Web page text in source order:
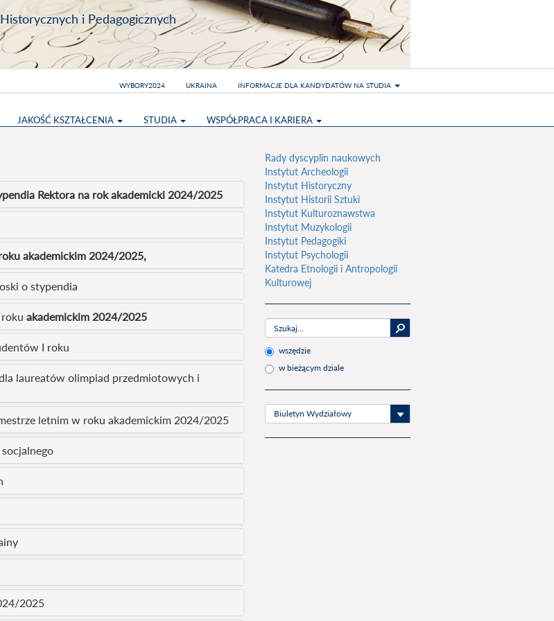
i Pedagogicznych
JAKOŚĆ KSZTAŁCENIA STUDIA WSPÓŁPRACA I KARIERA
WYBORY2024 UKRAINA INFORMACJE DLA KANDYDATÓW NA STUDIA
Rektora na rok akademicki 2024/2025
akademickim 2024/2025,
o stypendia
akademickim 2024/2025
I roku
laureatów olimpiad przedmiotowych i
letnim w roku akademickim 2024/2025
2025
Rady dyscyplin naukowych
Instytut Archeologii
Instytut Historyczny
Instytut Historii Sztuki
Instytut Kulturoznawstwa
Instytut Muzykologii
Instytut Pedagogiki
Instytut Psychologii
Katedra Etnologii i Antropologii
Kulturowej
wszędzie
w bieżącym dziale
Biuletyn Wydziałowy